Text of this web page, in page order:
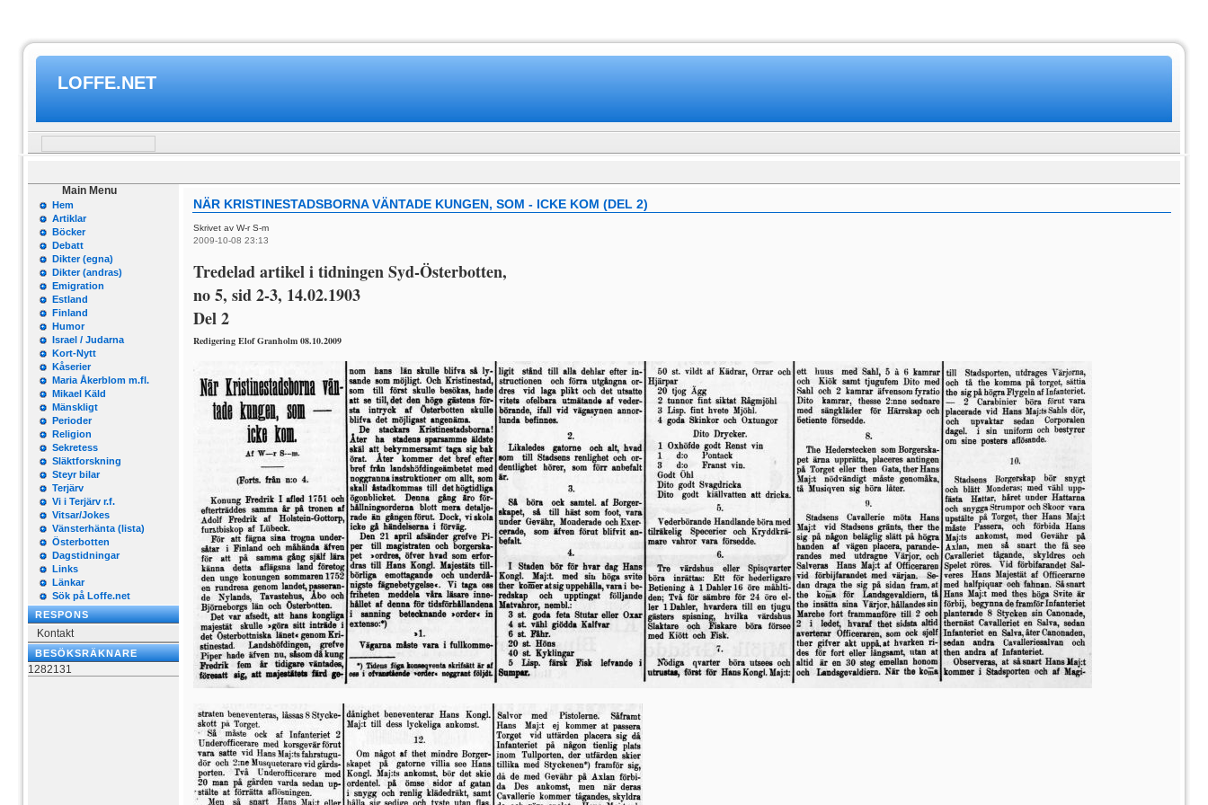
LOFFE.NET
Main Menu
Hem
Artiklar
Böcker
Debatt
Dikter (egna)
Dikter (andras)
Emigration
Estland
Finland
Humor
Israel / Judarna
Kort-Nytt
Kåserier
Maria Åkerblom m.fl.
Mikael Käld
Mänskligt
Perioder
Religion
Sekretess
Släktforskning
Steyr bilar
Terjärv
Vi i Terjärv r.f.
Vitsar/Jokes
Vänsterhänta (lista)
Österbotten
Dagstidningar
Links
Länkar
Sök på Loffe.net
RESPONS
Kontakt
BESÖKSRÄKNARE
1282131
NÄR KRISTINESTADSBORNA VÄNTADE KUNGEN, SOM - ICKE KOM (DEL 2)
Skrivet av W-r S-m
2009-10-08 23:13
Tredelad artikel i tidningen Syd-Österbotten,
no 5, sid 2-3, 14.02.1903
Del 2
Redigering Elof Granholm 08.10.2009